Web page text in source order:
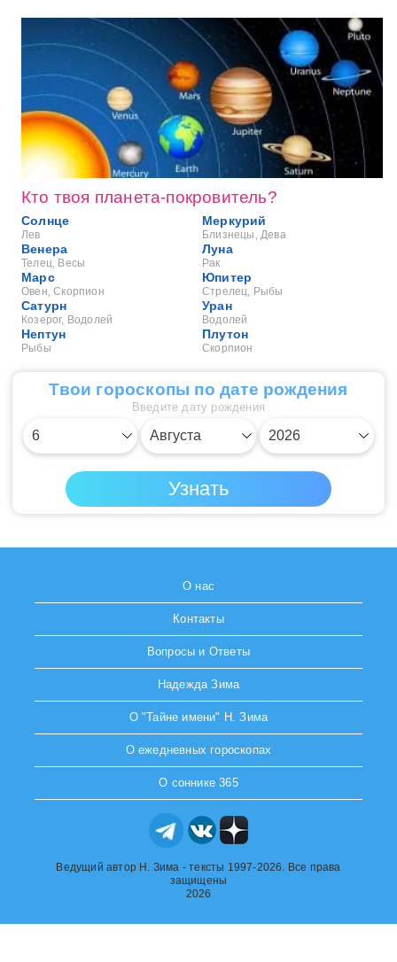
Кто твоя планета-покровитель?
Солнце
Лев
Меркурий
Близнецы, Дева
Венера
Телец, Весы
Луна
Рак
Марс
Овен, Скорпион
Юпитер
Стрелец, Рыбы
Сатурн
Козерог, Водолей
Уран
Водолей
Нептун
Рыбы
Плутон
Скорпион
Твои гороскопы по дате рождения
Введите дату рождения
О нас
Контакты
Вопросы и Ответы
Надежда Зима
О "Тайне имени" Н. Зима
О ежедневных гороскопах
О соннике 365
Ведущий автор Н. Зима - тексты 1997-2026. Все права
защищены
2026